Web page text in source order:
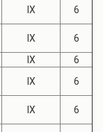
IX 6
IX
6
IX
6
IX 6
IX 6